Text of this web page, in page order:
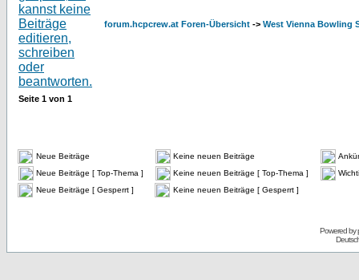
forum.hcpcrew.at Foren-Übersicht -> West Vienna Bowling
Seite 1 von 1
Neue Beiträge Keine neuen Beiträge
Neue Beiträge [ Top-Thema ]
Keine neuen Beiträge [ Top-Thema ]
Neue Beiträge [ Gesperrt ]
Keine neuen Beiträge [ Gesperrt ]
Powered by